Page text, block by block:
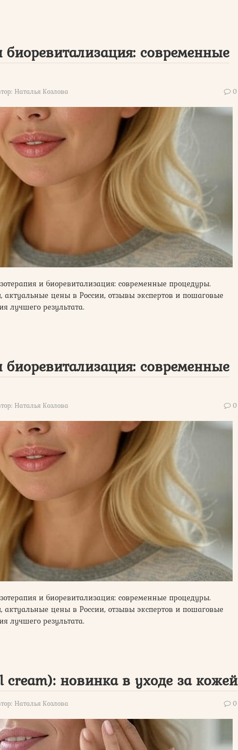
биоревитализация: современные
Наталья Козлова 0
и биоревитализация: современные процедуры.
актуальные цены в России, отзывы экспертов и пошаговые
лучшего результата.
биоревитализация: современные
Наталья Козлова 0
и биоревитализация: современные процедуры.
актуальные цены в России, отзывы экспертов и пошаговые
лучшего результата.
новинка в уходе за кожей
Наталья Козлова 0